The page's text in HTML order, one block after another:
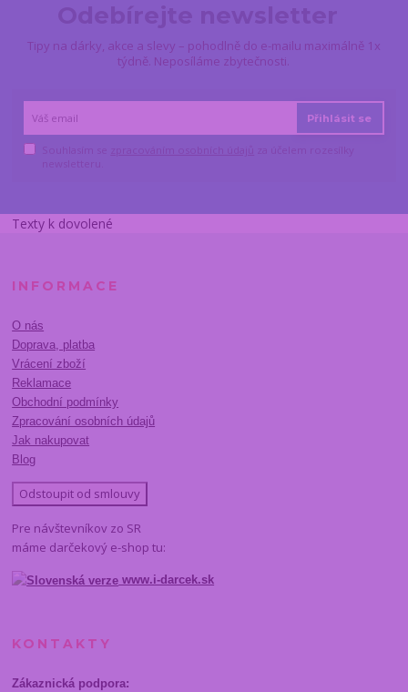
Tipy na dárky, akce a slevy – pohodlně do e-mailu maximálně 1x
týdně. Neposíláme zbytečnosti.
Přihlásit se
Texty k dovolené
INFORMACE
O nás
Doprava, platba
Vrácení zboží
Reklamace
Obchodní podmínky
Zpracování osobních údajů
Jak nakupovat
Blog
Odstoupit od smlouvy
Pre návštevníkov zo SR
máme darčekový e-shop tu:
www.i-darcek.sk
KONTAKTY
Zákaznická podpora: